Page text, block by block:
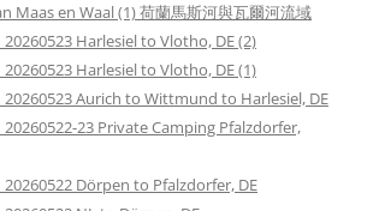
Maas en Waal (1) 荷蘭馬斯河與瓦爾河流域
Harlesiel to Vlotho, DE (2)
Harlesiel to Vlotho, DE (1)
Aurich to Wittmund to Harlesiel, DE
23 Private Camping Pfalzdorfer,
Dörpen to Pfalzdorfer, DE